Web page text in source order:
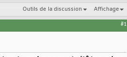
Outils de la discussion Affichage
#1